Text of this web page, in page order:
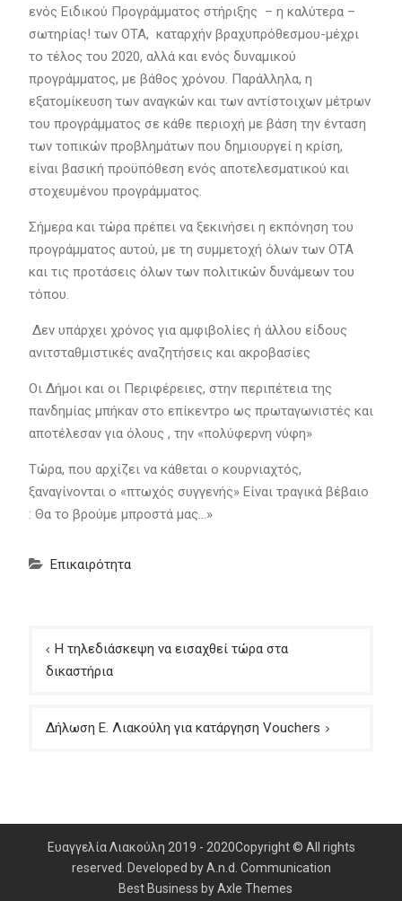
ενός Ειδικού Προγράμματος στήριξης – η καλύτερα –
σωτηρίας! των ΟΤΑ, καταρχήν βραχυπρόθεσμου-μέχρι
το τέλος του 2020, αλλά και ενός δυναμικού
προγράμματος, με βάθος χρόνου. Παράλληλα, η
εξατομίκευση των αναγκών και των αντίστοιχων μέτρων
του προγράμματος σε κάθε περιοχή με βάση την ένταση
των τοπικών προβλημάτων που δημιουργεί η κρίση,
είναι βασική προϋπόθεση ενός αποτελεσματικού και
στοχευμένου προγράμματος.
Σήμερα και τώρα πρέπει να ξεκινήσει η εκπόνηση του
προγράμματος αυτού, με τη συμμετοχή όλων των ΟΤΑ
και τις προτάσεις όλων των πολιτικών δυνάμεων του
τόπου.
Δεν υπάρχει χρόνος για αμφιβολίες ή άλλου είδους
ανιτσταθμιστικές αναζητήσεις και ακροβασίες
Οι Δήμοι και οι Περιφέρειες, στην περιπέτεια της
πανδημίας μπήκαν στο επίκεντρο ως πρωταγωνιστές και
αποτέλεσαν για όλους , την «πολύφερνη νύφη»
Τώρα, που αρχίζει να κάθεται ο κουρνιαχτός,
ξαναγίνονται ο «πτωχός συγγενής» Είναι τραγικά βέβαιο
: Θα το βρούμε μπροστά μας…»
Επικαιρότητα
Πλοήγηση
άρθρων
Η τηλεδιάσκεψη να εισαχθεί τώρα στα
δικαστήρια
Δήλωση Ε. Λιακούλη για κατάργηση Vouchers
Ευαγγελία Λιακούλη 2019 - 2020Copyright © All rights
reserved. Developed by A.n.d. Communication
Best Business byAxle Themes